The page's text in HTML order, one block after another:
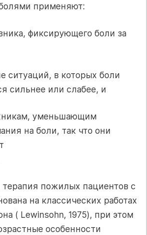
применяют:
фиксирующего боли за
ситуаций, в которых боли
сильнее или слабее, и
уменьшающим
на боли, так что они
терапия пожилых пациентов с
на классических работах
( Lewinsohn, 1975), при этом
особенности